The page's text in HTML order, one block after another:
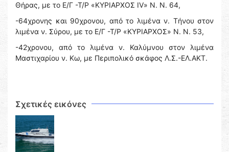
Θήρας, με το Ε/Γ -Τ/Ρ «ΚΥΡΙΑΡΧΟΣ IV» Ν. N. 64,
-64χρονης και 90χρονου, από το λιμένα ν. Tήνου στον
λιμένα ν. Σύρου, με το Ε/Γ -Τ/Ρ «ΚΥΡΙΑΡΧΟΣ» Ν. N. 53,
-42χρονου, από το λιμένα ν. Καλύμνου στον λιμένα
Μαστιχαρίου ν. Κω, με Περιπολικό σκάφος Λ.Σ.-ΕΛ.ΑΚΤ.
Σχετικές εικόνες